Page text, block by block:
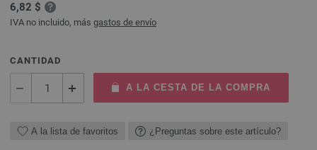
6,82 $
IVA no incluido, más gastos de envío
CANTIDAD
A LA CESTA DE LA COMPRA
A la lista de favoritos ¿Preguntas sobre este artículo?